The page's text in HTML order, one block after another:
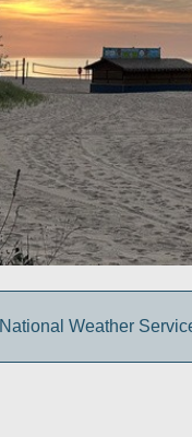
National Weather